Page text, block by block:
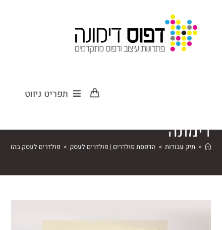
תפריט ניווט
דימונה
> תיק עבודות > הדפסת פולדרים | פולדרים לעסק > פולדרים לעסק